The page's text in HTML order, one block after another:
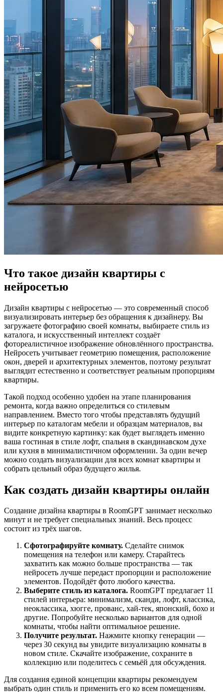
Что такое дизайн квартиры с
нейросетью
Дизайн квартиры с нейросетью — это современный способ
визуализировать интерьер без обращения к дизайнеру. Вы
загружаете фотографию своей комнаты, выбираете стиль из
каталога, и искусственный интеллект создаёт
фотореалистичное изображение обновлённого пространства.
Нейросеть учитывает геометрию помещения, расположение
окон, дверей и архитектурных элементов, поэтому результат
выглядит естественно и соответствует реальным пропорциям
квартиры.
Такой подход особенно удобен на этапе планирования
ремонта, когда важно определиться со стилевым
направлением. Вместо того чтобы представлять будущий
интерьер по каталогам мебели и образцам материалов, вы
видите конкретную картинку: как будет выглядеть именно
ваша гостиная в стиле лофт, спальня в скандинавском духе
или кухня в минималистичном оформлении. За один вечер
можно создать визуализации для всех комнат квартиры и
собрать цельный образ будущего жилья.
Как создать дизайн квартиры онлайн
Создание дизайна квартиры в RoomGPT занимает несколько
минут и не требует специальных знаний. Весь процесс
состоит из трёх шагов.
Сфотографируйте комнату. Сделайте снимок
помещения на телефон или камеру. Старайтесь
захватить как можно больше пространства — так
нейросеть лучше передаст пропорции и расположение
элементов. Подойдёт фото любого качества.
Выберите стиль из каталога. RoomGPT предлагает 11
стилей интерьера: минимализм, сканди, лофт, классика,
неоклассика, хюгге, прованс, хай-тек, японский, бохо и
другие. Попробуйте несколько вариантов для одной
комнаты, чтобы найти оптимальное решение.
Получите результат. Нажмите кнопку генерации —
через 30 секунд вы увидите визуализацию комнаты в
новом стиле. Скачайте изображение, сохраните в
коллекцию или поделитесь с семьёй для обсуждения.
Для создания единой концепции квартиры рекомендуем
выбрать один стиль и применить его ко всем помещениям.